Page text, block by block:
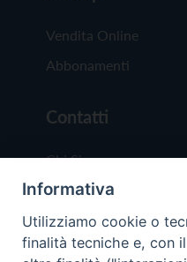
Vendita Online
Abbonamenti
Contatti
Chi Siamo
Redazione
Scrivici
Informativa
Utilizziamo cookie o
finalità tecniche e, con